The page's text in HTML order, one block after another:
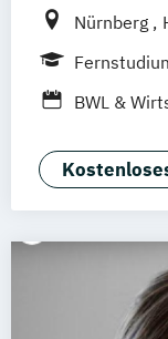
Nürnberg
Berlin
BWL &
Markt-